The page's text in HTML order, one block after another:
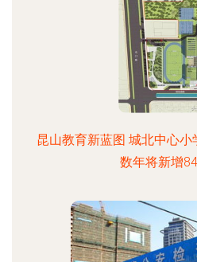
昆山教育新蓝图 城北中心
数年将新增